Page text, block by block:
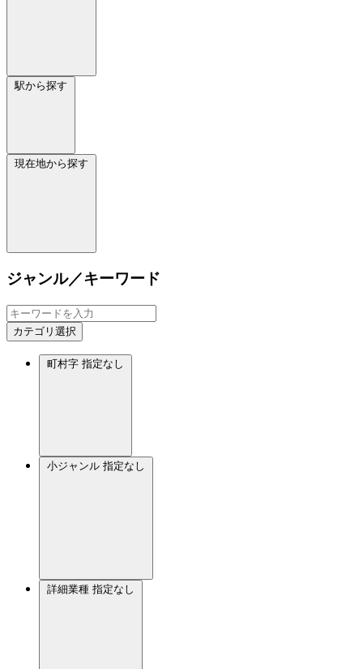
駅から探す
現在地から探す
ジャンル／キーワード
カテゴリ選択
町村字 指定なし
小ジャンル 指定なし
詳細業種 指定なし